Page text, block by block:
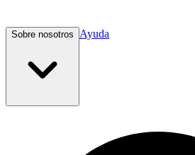
Sobre nosotros Ayuda